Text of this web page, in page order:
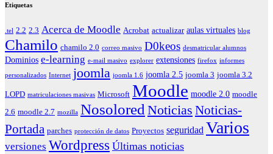
Etiquetas
.tel 2.2 2.3 Acerca de Moodle Acrobat actualizar aulas virtuales blog
Chamilo chamilo 2.0 correo masivo D0keos desmatricular alumnos
Dominios e-learning e-mail masivo explorer extensiones firefox informes
personalizados Internet joomla joomla 1.6 joomla 2.5 joomla 3 joomla 3.2
LOPD matriculaciones masivas Microsoft Moodle moodle 2.0 moodle
2.6 moodle 2.7 mozilla Nosolored Noticias Noticias-
Portada parches protección de datos Proyectos seguridad Varios
versiones Wordpress Últimas noticias